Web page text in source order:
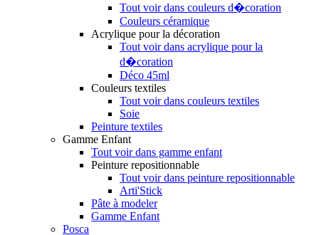
Tout voir dans couleurs d�coration
Couleurs céramique
Acrylique pour la décoration
Tout voir dans acrylique pour la
d�coration
Déco 45ml
Couleurs textiles
Tout voir dans couleurs textiles
Soie
Peinture textiles
Gamme Enfant
Tout voir dans gamme enfant
Peinture repositionnable
Tout voir dans peinture repositionnable
Arti'Stick
Pâte à modeler
Gamme Enfant
Posca